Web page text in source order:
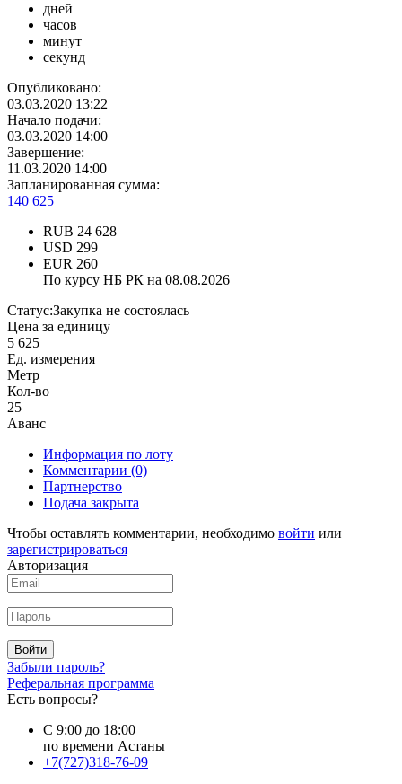
дней
часов
минут
секунд
Опубликовано:
03.03.2020 13:22
Начало подачи:
03.03.2020 14:00
Завершение:
11.03.2020 14:00
Запланированная сумма:
140 625
RUB 24 628
USD 299
EUR 260
По курсу НБ РК на 08.08.2026
Статус:Закупка не состоялась
Цена за единицу
5 625
Ед. измерения
Метр
Кол-во
25
Аванс
Информация по лоту
Комментарии (0)
Партнерство
Подача закрыта
Чтобы оставлять комментарии, необходимо войти или
зарегистрироваться
Авторизация
Войти
Забыли пароль?
Реферальная программа
Есть вопросы?
С 9:00 до 18:00
по времени Астаны
+7(727)318-76-09